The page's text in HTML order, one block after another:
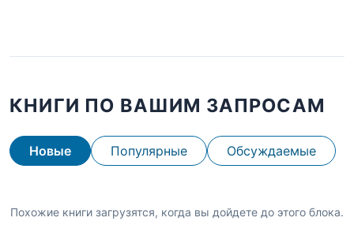
КНИГИ ПО ВАШИМ ЗАПРОСАМ
Новые Популярные Обсуждаемые
Похожие книги загрузятся, когда вы дойдете до этого блока.